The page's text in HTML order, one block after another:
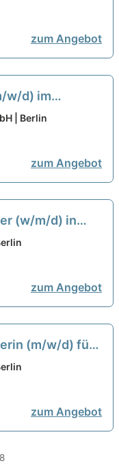
zum Angebot
w/d) im
oder
| Berlin
zum Angebot
(w/m/d) in
bei
zum Angebot
(m/w/d) für
Vollzeit
zum Angebot